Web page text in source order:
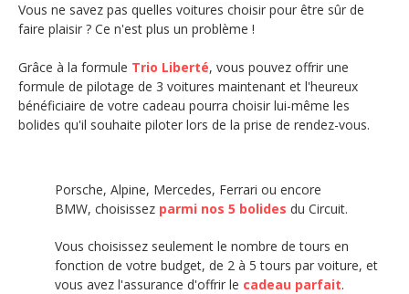
Vous ne savez pas quelles voitures choisir pour être sûr de
faire plaisir ? Ce n'est plus un problème !
Grâce à la formule Trio Liberté, vous pouvez offrir une
formule de pilotage de 3 voitures maintenant et l'heureux
bénéficiaire de votre cadeau pourra choisir lui-même les
bolides qu'il souhaite piloter lors de la prise de rendez-vous.
Porsche, Alpine, Mercedes, Ferrari ou encore
BMW, choisissez parmi nos 5 bolides du Circuit.
Vous choisissez seulement le nombre de tours en
fonction de votre budget, de 2 à 5 tours par voiture, et
vous avez l'assurance d'offrir le cadeau parfait.